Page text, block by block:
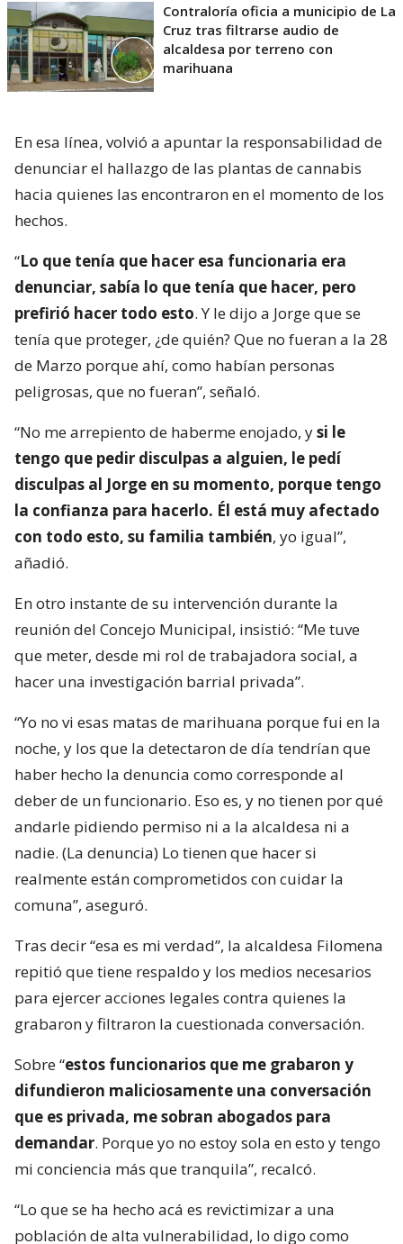
Contraloría oficia a municipio de La
Cruz tras filtrarse audio de
alcaldesa por terreno con
marihuana
En esa línea, volvió a apuntar la responsabilidad de
denunciar el hallazgo de las plantas de cannabis
hacia quienes las encontraron en el momento de los
hechos.
“Lo que tenía que hacer esa funcionaria era
denunciar, sabía lo que tenía que hacer, pero
prefirió hacer todo esto. Y le dijo a Jorge que se
tenía que proteger, ¿de quién? Que no fueran a la 28
de Marzo porque ahí, como habían personas
peligrosas, que no fueran”, señaló.
“No me arrepiento de haberme enojado, ysi le
tengo que pedir disculpas a alguien, le pedí
disculpas al Jorge en su momento, porque tengo
la confianza para hacerlo. Él está muy afectado
con todo esto, su familia también, yo igual”,
añadió.
En otro instante de su intervención durante la
reunión del Concejo Municipal, insistió: “Me tuve
que meter, desde mi rol de trabajadora social, a
hacer una investigación barrial privada”.
“Yo no vi esas matas de marihuana porque fui en la
noche, y los que la detectaron de día tendrían que
haber hecho la denuncia como corresponde al
deber de un funcionario. Eso es, y no tienen por qué
andarle pidiendo permiso ni a la alcaldesa ni a
nadie. (La denuncia) Lo tienen que hacer si
realmente están comprometidos con cuidar la
comuna”, aseguró.
Tras decir “esa es mi verdad”, la alcaldesa Filomena
repitió que tiene respaldo y los medios necesarios
para ejercer acciones legales contra quienes la
grabaron y filtraron la cuestionada conversación.
Sobre “estos funcionarios que me grabaron y
difundieron maliciosamente una conversación
que es privada, me sobran abogados para
demandar. Porque yo no estoy sola en esto y tengo
mi conciencia más que tranquila”, recalcó.
“Lo que se ha hecho acá es revictimizar a una
población de alta vulnerabilidad, lo digo como